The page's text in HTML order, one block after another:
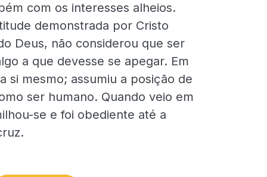
com os interesses alheios.
demonstrada por Cristo
Deus, não considerou que ser
a que devesse se apegar. Em
si mesmo; assumiu a posição de
ser humano. Quando veio em
se e foi obediente até a